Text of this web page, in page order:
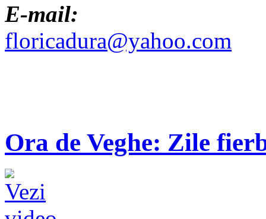
E-mail:
floricadura@yahoo.com
Ora de Veghe: Zile